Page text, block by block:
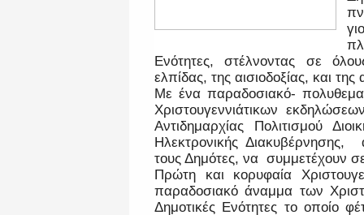
Ενότητες, στέλνοντας σε
ελπίδας, της αισιοδοξίας, και
Με ένα παραδοσιακό-
Χριστουγεννιάτικων
Αντιδημαρχίας Πολιτισμού
Ηλεκτρονικής
τους Δημότες, να συμμετέχουν
Πρώτη και κορυφαία
παραδοσιακό άναμμα των
Δημοτικές Ενότητες το οποίο